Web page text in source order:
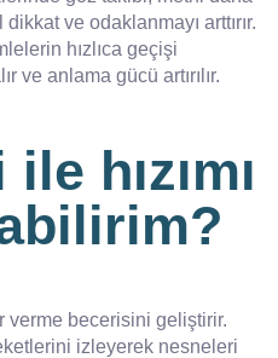
ve odaklanmayı arttırır.
hızlıca geçişi
ve anlama gücü artırılır.
hızımı
verme becerisini geliştirir.
izleyerek nesneleri